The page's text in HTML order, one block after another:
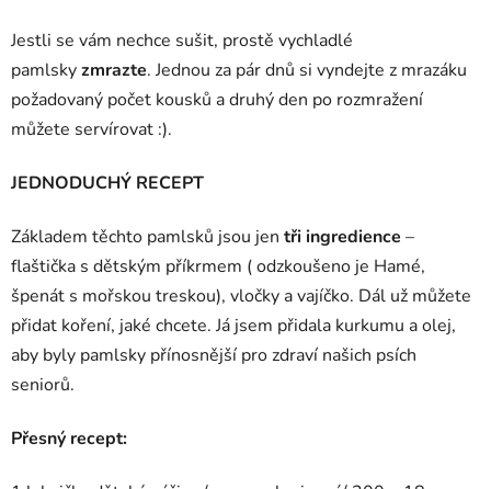
Jestli se vám nechce sušit, prostě vychladlé
pamlskyzmrazte. Jednou za pár dnů si vyndejte z mrazáku
požadovaný počet kousků a druhý den po rozmražení
můžete servírovat :).
JEDNODUCHÝ RECEPT
Základem těchto pamlsků jsou jen tři ingredience –
flaštička s dětským příkrmem ( odzkoušeno je Hamé,
špenát s mořskou treskou), vločky a vajíčko. Dál už můžete
přidat koření, jaké chcete. Já jsem přidala kurkumu a olej,
aby byly pamlsky přínosnější pro zdraví našich psích
seniorů.
Přesný recept: